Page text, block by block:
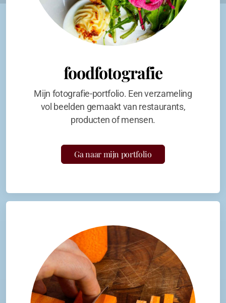
foodfotografie
Mijn fotografie-portfolio. Een verzameling
vol beelden gemaakt van restaurants,
producten of mensen.
Ga naar mijn portfolio